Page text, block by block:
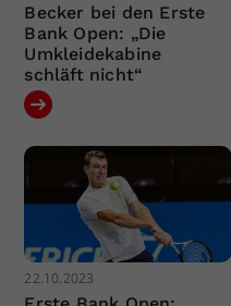
Becker bei den Erste
Bank Open: „Die
Umkleidekabine
schläft nicht“
22.10.2023